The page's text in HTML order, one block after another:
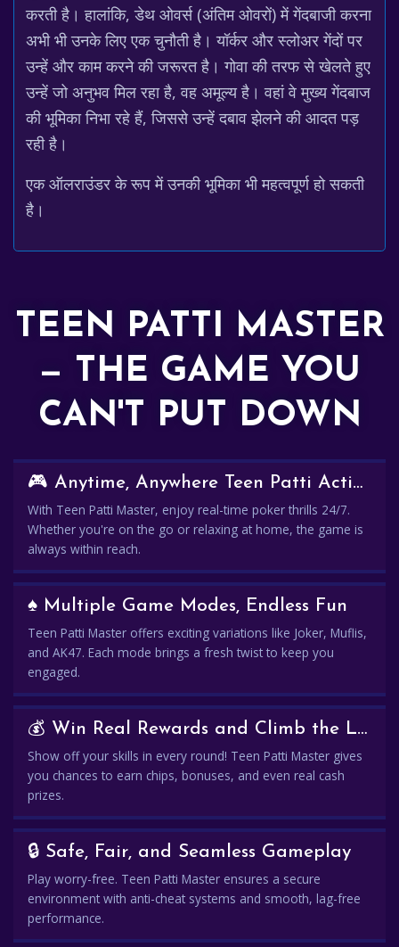
करती है। हालांकि, डेथ ओवर्स (अंतिम ओवरों) में गेंदबाजी करना
अभी भी उनके लिए एक चुनौती है। यॉर्कर और स्लोअर गेंदों पर
उन्हें और काम करने की जरूरत है। गोवा की तरफ से खेलते हुए
उन्हें जो अनुभव मिल रहा है, वह अमूल्य है। वहां वे मुख्य गेंदबाज
की भूमिका निभा रहे हैं, जिससे उन्हें दबाव झेलने की आदत पड़
रही है।
एक ऑलराउंडर के रूप में उनकी भूमिका भी महत्वपूर्ण हो सकती
है।
TEEN PATTI MASTER
— THE GAME YOU
CAN'T PUT DOWN
🎮 Anytime, Anywhere Teen Patti Action
With Teen Patti Master, enjoy real-time poker thrills 24/7.
Whether you're on the go or relaxing at home, the game is
always within reach.
♠️ Multiple Game Modes, Endless Fun
Teen Patti Master offers exciting variations like Joker, Muflis,
and AK47. Each mode brings a fresh twist to keep you
engaged.
💰 Win Real Rewards and Climb the Leaderboard
Show off your skills in every round! Teen Patti Master gives
you chances to earn chips, bonuses, and even real cash
prizes.
🔒 Safe, Fair, and Seamless Gameplay
Play worry-free. Teen Patti Master ensures a secure
environment with anti-cheat systems and smooth, lag-free
performance.